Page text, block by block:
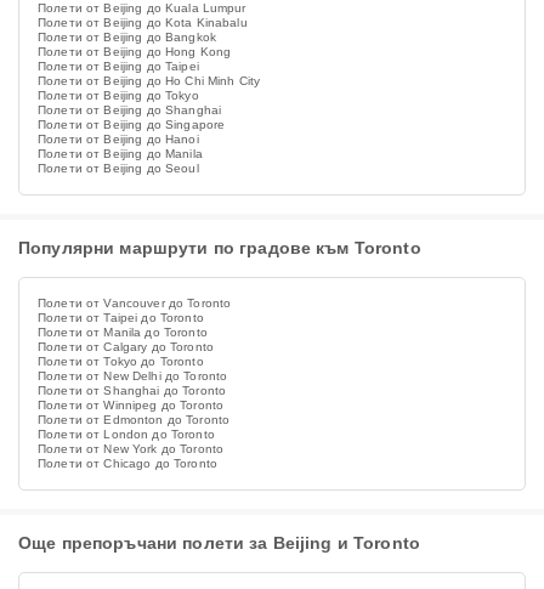
Полети от Beijing до Kuala Lumpur
Полети от Beijing до Kota Kinabalu
Полети от Beijing до Bangkok
Полети от Beijing до Hong Kong
Полети от Beijing до Taipei
Полети от Beijing до Ho Chi Minh City
Полети от Beijing до Tokyo
Полети от Beijing до Shanghai
Полети от Beijing до Singapore
Полети от Beijing до Hanoi
Полети от Beijing до Manila
Полети от Beijing до Seoul
Популярни маршрути по градове към Toronto
Полети от Vancouver до Toronto
Полети от Taipei до Toronto
Полети от Manila до Toronto
Полети от Calgary до Toronto
Полети от Tokyo до Toronto
Полети от New Delhi до Toronto
Полети от Shanghai до Toronto
Полети от Winnipeg до Toronto
Полети от Edmonton до Toronto
Полети от London до Toronto
Полети от New York до Toronto
Полети от Chicago до Toronto
Още препоръчани полети за Beijing и Toronto